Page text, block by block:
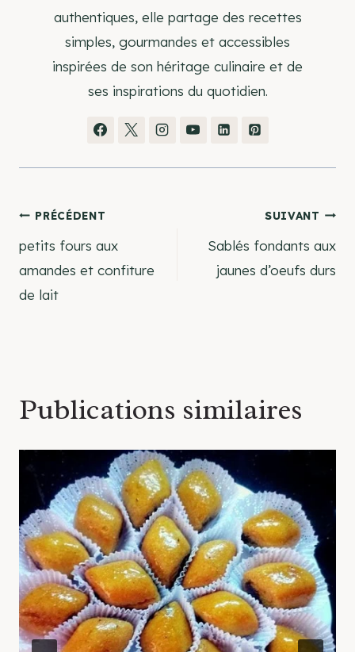
authentiques, elle partage des recettes
simples, gourmandes et accessibles
inspirées de son héritage culinaire et de
ses inspirations du quotidien.
Navigation
de
l’article
PRÉCÉDENT
petits fours aux
amandes et confiture
de lait
SUIVANT
Sablés fondants aux
jaunes d’oeufs durs
Publications similaires